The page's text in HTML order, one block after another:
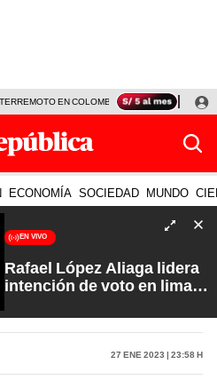
TERREMOTO EN COLOMBIA EN VIVO
ECONOMÍA SOCIEDAD MUNDO
EN VIVO
Rafael López Aliaga lidera
intención de voto en lima
con Manuela Camacho
27 Ene 2023 | 23:58 h